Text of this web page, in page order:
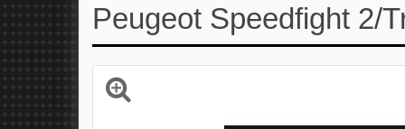
Peugeot Speedfight 2/